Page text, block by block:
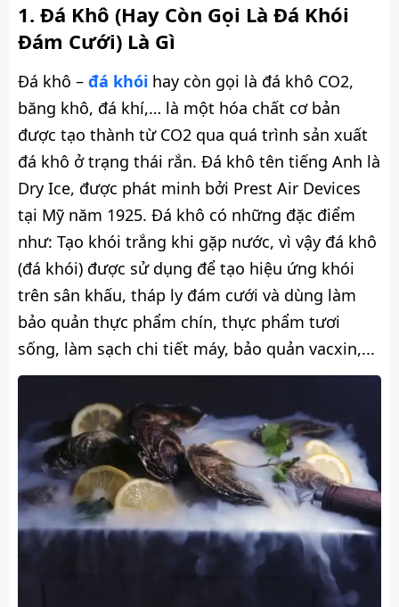
Đá Khô (Hay Còn Gọi Là Đá Khói
Đám Cưới) Là Gì
Đá khô – đá khói hay còn gọi là đá khô CO2,
băng khô, đá khí,… là một hóa chất cơ bản
được tạo thành từ CO2 qua quá trình sản xuất
đá khô ở trạng thái rắn. Đá khô tên tiếng Anh là
Dry Ice, được phát minh bởi Prest Air Devices
tại Mỹ năm 1925. Đá khô có những đặc điểm
như: Tạo khói trắng khi gặp nước, vì vậy đá khô
(đá khói) được sử dụng để tạo hiệu ứng khói
trên sân khấu, tháp ly đám cưới và dùng làm
bảo quản thực phẩm chín, thực phẩm tươi
sống, làm sạch chi tiết máy, bảo quản vacxin,...